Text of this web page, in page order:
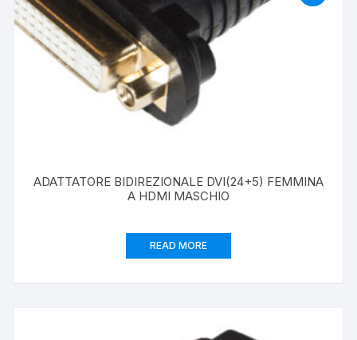
ADATTATORE BIDIREZIONALE DVI(24+5) FEMMINA
A HDMI MASCHIO
READ MORE